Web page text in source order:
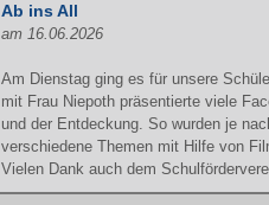
Ab ins All
am 16.06.2026
Am Dienstag ging es für unsere
mit Frau Niepoth präsentierte viele
und der Entdeckung. So wurden je
verschiedene Themen mit Hilfe von
Vielen Dank auch dem